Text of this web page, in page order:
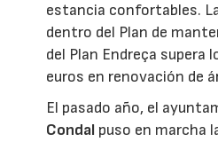
estancia confortables.
dentro del Plan de
del Plan Endreça supera
euros en renovación de
El pasado año, el
Condal puso en marcha